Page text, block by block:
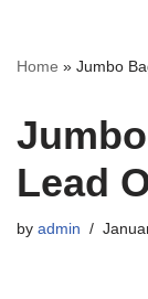
Home » Jumbo
Lead
by admin